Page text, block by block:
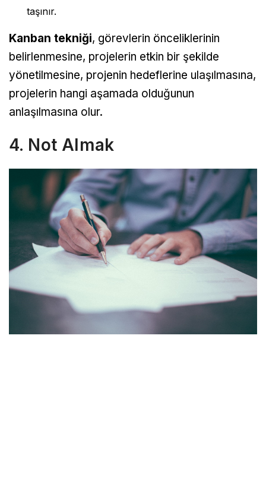
taşınır.
Kanban tekniği, görevlerin önceliklerinin
belirlenmesine, projelerin etkin bir şekilde
yönetilmesine, projenin hedeflerine ulaşılmasına,
projelerin hangi aşamada olduğunun
anlaşılmasına olur.
4. Not Almak